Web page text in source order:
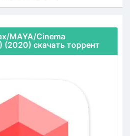
MAYA/Cinema
(2020) скачать торрент